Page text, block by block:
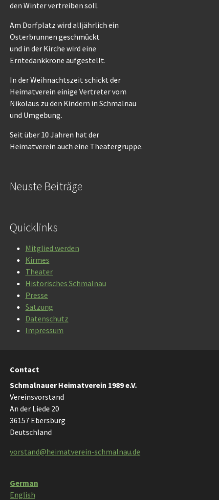
den Winter vertreiben soll.
Am Dorfplatz wird alljährlich ein
Osterbrunnen geschmückt
und in der Kirche wird eine
Erntedankkrone aufgestellt.
In der Weihnachtszeit schickt der
Heimatverein einige Vertreter vom
Nikolaus zu den Kindern in Schmalnau
und Umgebung.
Seit über 10 Jahren hat der
Heimatverein auch eine Theatergruppe.
Neuste Beiträge
Quicklinks
Mitglied werden
Kirmes
Theater
Historisches Schmalnau
Presse
Satzung
Datenschutz
Impressum
Contact
Schmalnauer Heimatverein 1989 e.V.
Vereinsvorstand
An der Liede 20
36157 Ebersburg
Deutschland
vorstand@heimatverein-schmalnau.de
German
English